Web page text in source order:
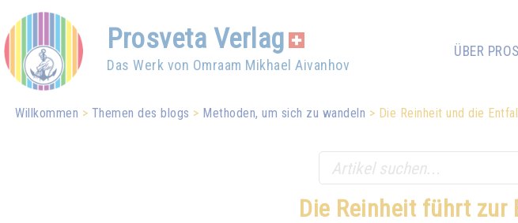
Prosveta Verlag
Das Werk von Omraam Mikhael Aivanhov
ÜBER
Willkommen Themen des blogs Methoden, um sich zu wandeln Die Reinheit und die
Die Reinheit führt zur